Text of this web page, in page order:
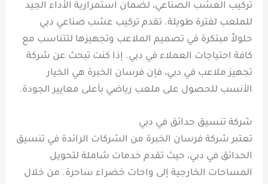
تركيب العشب الصناعي، لضمان استمرارية الأداء الجيد
للملعب لفترة طويلة. تقدم تركيب عشب صناعي دبي
حلولاً مبتكرة في تصميم الملاعب وتجهيزها لتتناسب مع
كافة احتياجات العملاء في دبي. إذا كنت تبحث عن شركة
تجهيز ملاعب في دبي، فإن فرسان الخبرة هي الخيار
الأنسب للحصول على ملعب رياضي بأعلى معايير الجودة.
شركة تنسيق حدائق في دبي
تعتبر شركة فرسان الخبرة من الشركات الرائدة في تنسيق
الحدائق في دبي، حيث تقدم خدمات شاملة لتحويل
المساحات الخارجية إلى واحات خضراء ساحرة. من خلال